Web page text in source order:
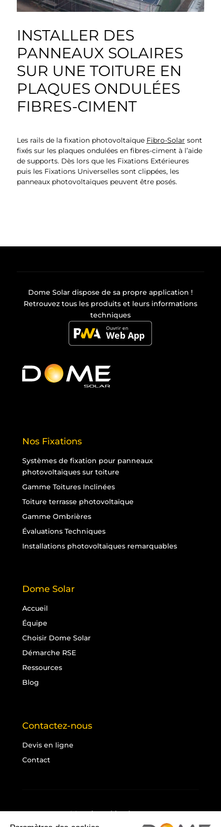
INSTALLER DES
PANNEAUX SOLAIRES
SUR UNE TOITURE EN
PLAQUES ONDULÉES
FIBRES-CIMENT
Les rails de la fixation photovoltaïque Fibro-Solar sont
fixés sur les plaques ondulées en fibres-ciment à l’aide
de supports. Dès lors que les Fixations Extérieures
puis les Fixations Universelles sont clippées, les
panneaux photovoltaïques peuvent être posés.
Dome Solar dispose de sa propre application !
Retrouvez tous les produits et leurs informations
techniques
Nos Fixations
Systèmes de fixation pour panneaux
photovoltaïques sur toiture
Gamme Toitures Inclinées
Toiture terrasse photovoltaïque
Gamme Ombrières
Évaluations Techniques
Installations photovoltaïques remarquables
Dome Solar
Accueil
Équipe
Choisir Dome Solar
Démarche RSE
Ressources
Blog
Contactez-nous
Devis en ligne
Contact
Mentions légales